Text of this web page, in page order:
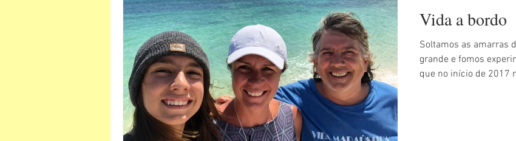
Ana Maria Villaça Daniela Paiva Guiga Soares Hylka Maria Larissa
Sonaira D'Ávila Úrsula Corona Vanessa Veiga Dicas O que fazer
Viaje conosco África do Sul Argentina Áustria
Vida a bordo
Soltamos as amarras
grande e fomos
que no início de 2017